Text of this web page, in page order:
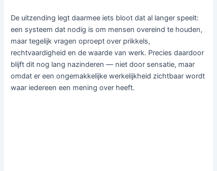
De uitzending legt daarmee iets bloot dat al langer speelt:
een systeem dat nodig is om mensen overeind te houden,
maar tegelijk vragen oproept over prikkels,
rechtvaardigheid en de waarde van werk. Precies daardoor
blijft dit nog lang nazinderen — niet door sensatie, maar
omdat er een ongemakkelijke werkelijkheid zichtbaar wordt
waar iedereen een mening over heeft.